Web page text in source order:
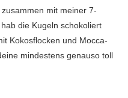
mit meiner 7-
die Kugeln schokoliert
Kokosflocken und Mocca-
mindestens genauso toll